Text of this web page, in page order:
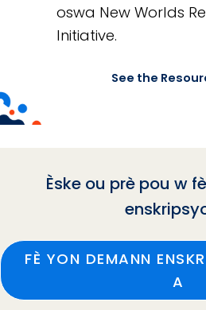
oswa New Worlds
Initiative.
See the
Èske ou prè pou w
FÈ YON DEMANN
A